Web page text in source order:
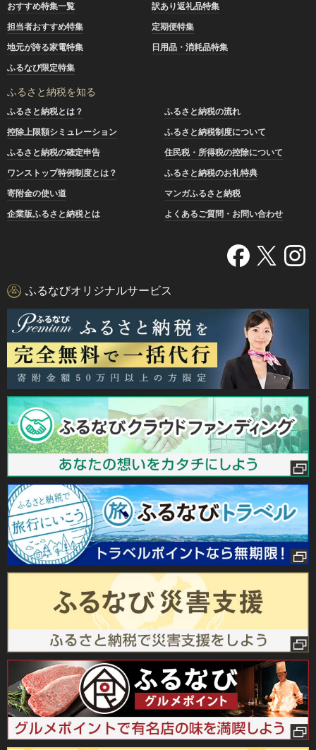
おすすめ特集一覧
訳あり返礼品特集
担当者おすすめ特集
定期便特集
地元が誇る家電特集
日用品・消耗品特集
ふるなび限定特集
ふるさと納税を知る
ふるさと納税とは？
ふるさと納税の流れ
控除上限額シミュレーション
ふるさと納税制度について
ふるさと納税の確定申告
住民税・所得税の控除について
ワンストップ特例制度とは？
ふるさと納税のお礼特典
寄附金の使い道
マンガふるさと納税
企業版ふるさと納税とは
よくあるご質問・お問い合わせ
ふるなびオリジナルサービス